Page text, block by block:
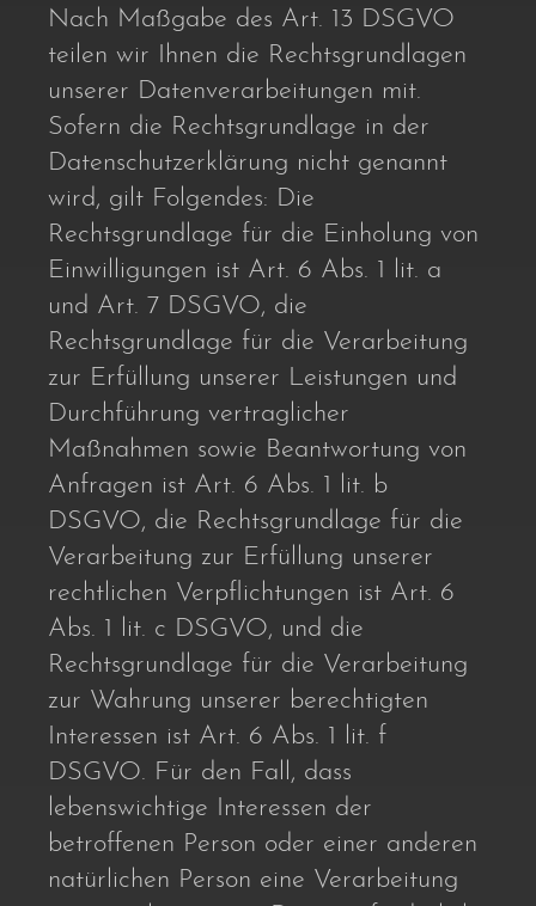
Nach Maßgabe des Art. 13 DSGVO
teilen wir Ihnen die Rechtsgrundlagen
unserer Datenverarbeitungen mit.
Sofern die Rechtsgrundlage in der
Datenschutzerklärung nicht genannt
wird, gilt Folgendes: Die
Rechtsgrundlage für die Einholung von
Einwilligungen ist Art. 6 Abs. 1 lit. a
und Art. 7 DSGVO, die
Rechtsgrundlage für die Verarbeitung
zur Erfüllung unserer Leistungen und
Durchführung vertraglicher
Maßnahmen sowie Beantwortung von
Anfragen ist Art. 6 Abs. 1 lit. b
DSGVO, die Rechtsgrundlage für die
Verarbeitung zur Erfüllung unserer
rechtlichen Verpflichtungen ist Art. 6
Abs. 1 lit. c DSGVO, und die
Rechtsgrundlage für die Verarbeitung
zur Wahrung unserer berechtigten
Interessen ist Art. 6 Abs. 1 lit. f
DSGVO. Für den Fall, dass
lebenswichtige Interessen der
betroffenen Person oder einer anderen
natürlichen Person eine Verarbeitung